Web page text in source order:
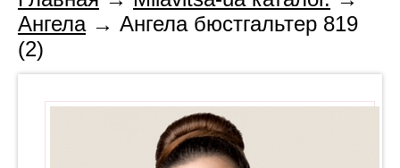
Ангела→ Ангела бюстгальтер 819
(2)